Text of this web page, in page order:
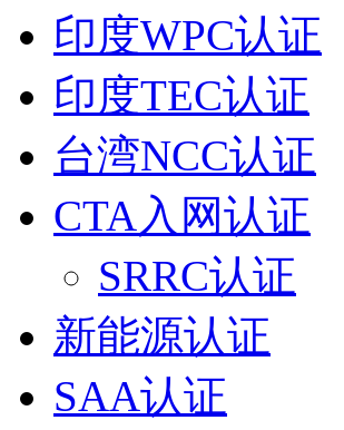
印度WPC认证
印度TEC认证
台湾NCC认证
CTA入网认证
SRRC认证
新能源认证
SAA认证